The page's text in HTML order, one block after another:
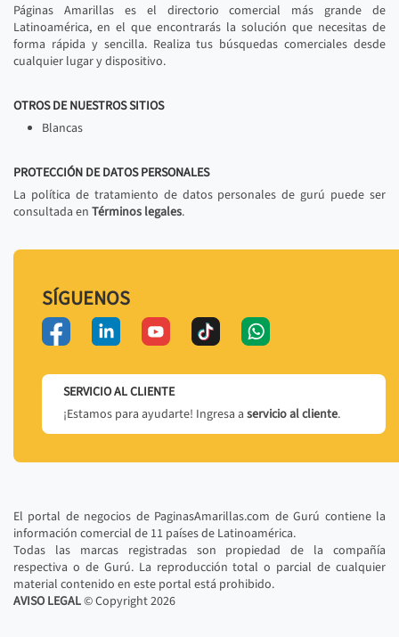
Páginas Amarillas es el directorio comercial más grande de
Latinoamérica, en el que encontrarás la solución que necesitas de
forma rápida y sencilla. Realiza tus búsquedas comerciales desde
cualquier lugar y dispositivo.
OTROS DE NUESTROS SITIOS
Blancas
PROTECCIÓN DE DATOS PERSONALES
La política de tratamiento de datos personales de gurú puede ser
consultada en Términos legales.
SÍGUENOS
SERVICIO AL CLIENTE
¡Estamos para ayudarte! Ingresa a servicio al cliente.
El portal de negocios de PaginasAmarillas.com de Gurú contiene la
información comercial de 11 países de Latinoamérica.
Todas las marcas registradas son propiedad de la compañía
respectiva o de Gurú. La reproducción total o parcial de cualquier
material contenido en este portal está prohibido.
AVISO LEGAL© Copyright2026